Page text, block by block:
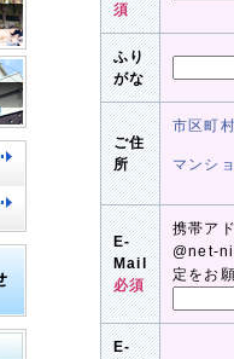
須
ふり
がな
ご住
所
市区町
マンシ
E-
Mail
必須
携帯ア
@net-
定をお
E-